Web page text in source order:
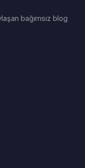
bağımsız blog